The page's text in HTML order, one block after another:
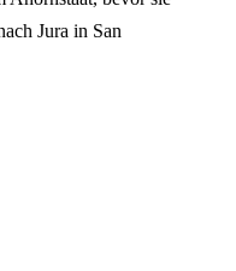
Jura in San